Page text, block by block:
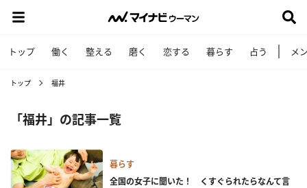
トップ 働く 整える 磨く 恋する 暮らす 占う メ
トップ 福井
「福井」の記事一覧
暮らす
全国の女子に聞いた！ くすぐられたらなんて言